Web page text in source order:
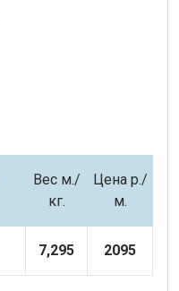
Вес м./
кг.
Цена р./
м.
7,295 2095